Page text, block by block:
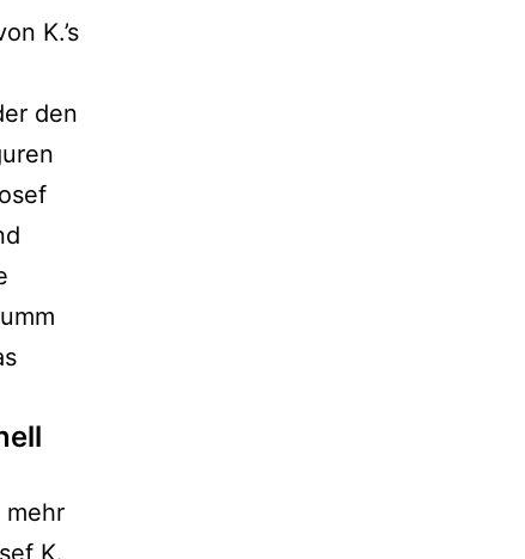
K.’s
den
mehr
K.